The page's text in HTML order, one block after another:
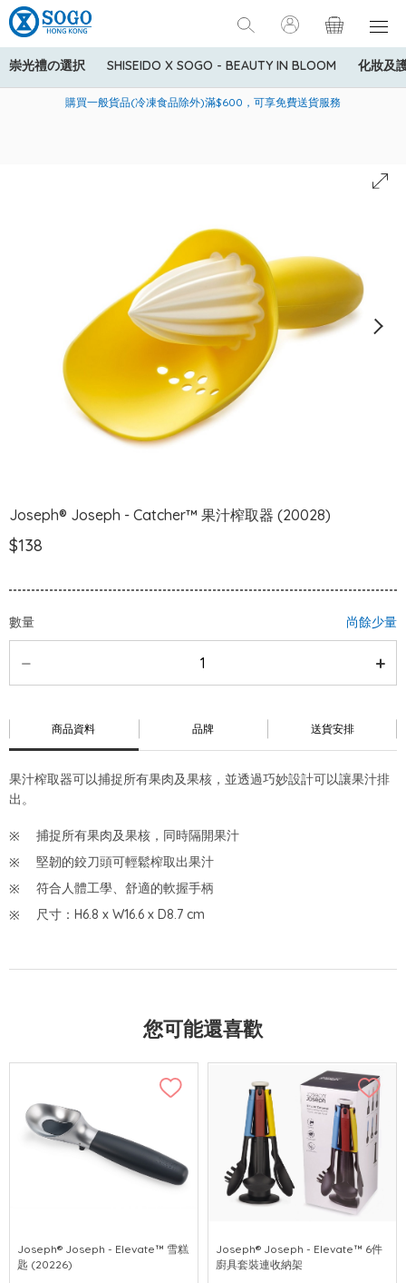
崇光禮の選択 SHISEIDO X SOGO - BEAUTY IN BLOOM 化妝及
美國運通Explorer®信用卡會員購物禮遇：高達5%簽賬回贈！
購買一般貨品(冷凍食品除外)滿$600，可享免費送貨服務
寄送中國內地服務只適用於指定商品，若訂單金額少於HK$600(折
Joseph® Joseph - Catcher™ 果汁榨取器 (20028)
$138
數量 尚餘少量
商品資料 品牌 送貨安排
果汁榨取器可以捕捉所有果肉及果核，並透過巧妙設計可以讓果汁排
出。
捕捉所有果肉及果核，同時隔開果汁
堅韌的鉸刀頭可輕鬆榨取出果汁
符合人體工學、舒適的軟握手柄
尺寸：H6.8 x W16.6 x D8.7 cm
您可能還喜歡
Joseph® Joseph - Elevate™ 雪糕
匙 (20226)
Joseph® Joseph - Elevate™ 6件
廚具套裝連收納架